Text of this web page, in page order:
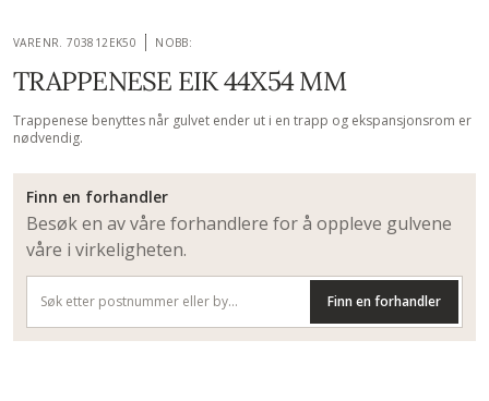
VARENR. 703812EK50 NOBB:
TRAPPENESE EIK 44X54 MM
Trappenese benyttes når gulvet ender ut i en trapp og ekspansjonsrom er
nødvendig.
Finn en forhandler
Besøk en av våre forhandlere for å oppleve gulvene
våre i virkeligheten.
Finn en forhandler